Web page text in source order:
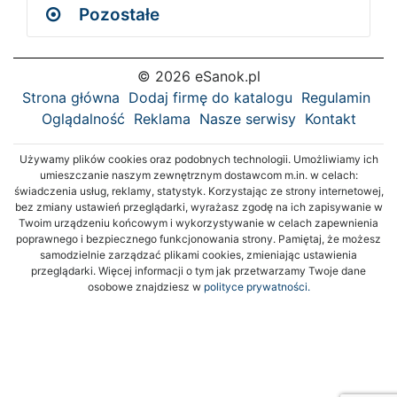
Pozostałe
© 2026 eSanok.pl
Strona główna Dodaj firmę do katalogu Regulamin
Oglądalność Reklama Nasze serwisy Kontakt
Używamy plików cookies oraz podobnych technologii. Umożliwiamy ich
umieszczanie naszym zewnętrznym dostawcom m.in. w celach:
świadczenia usług, reklamy, statystyk. Korzystając ze strony internetowej,
bez zmiany ustawień przeglądarki, wyrażasz zgodę na ich zapisywanie w
Twoim urządzeniu końcowym i wykorzystywanie w celach zapewnienia
poprawnego i bezpiecznego funkcjonowania strony. Pamiętaj, że możesz
samodzielnie zarządzać plikami cookies, zmieniając ustawienia
przeglądarki. Więcej informacji o tym jak przetwarzamy Twoje dane
osobowe znajdziesz w polityce prywatności.